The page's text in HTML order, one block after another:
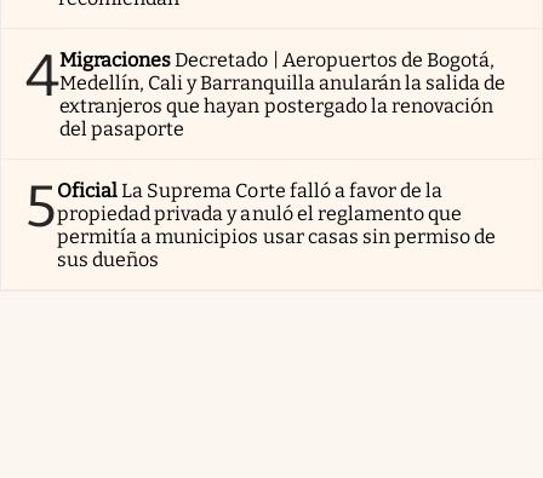
4MigracionesDecretado | Aeropuertos de Bogotá,
Medellín, Cali y Barranquilla anularán la salida de
extranjeros que hayan postergado la renovación
del pasaporte
5OficialLa Suprema Corte falló a favor de la
propiedad privada y anuló el reglamento que
permitía a municipios usar casas sin permiso de
sus dueños